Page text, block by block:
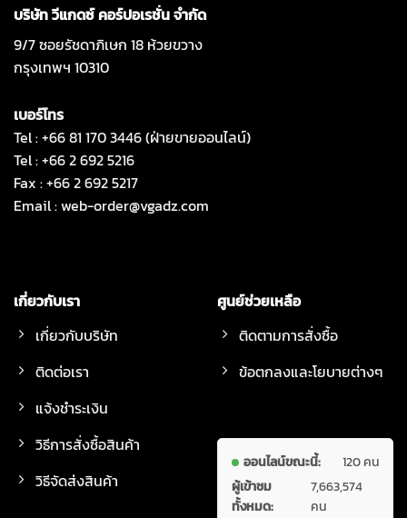
บริษัท วีแกดซ์ คอร์ปอเรชั่น จำกัด
9/7 ซอยรัชดาภิเษก 18 ห้วยขวาง
กรุงเทพฯ 10310
เบอร์โทร
Tel : +66 81 170 3446 (ฝ่ายขายออนไลน์)
Tel : +66 2 692 5216
Fax : +66 2 692 5217
Email :web-order@vgadz.com
เกี่ยวกับเรา
เกี่ยวกับบริษัท
ติดต่อเรา
แจ้งชำระเงิน
วิธีการสั่งซื้อสินค้า
วิธีจัดส่งสินค้า
ศูนย์ช่วยเหลือ
ติดตามการสั่งซื้อ
ข้อตกลงและโยบายต่างๆ
ออนไลน์ขณะนี้:
120 คน
ผู้เข้าชม
ทั้งหมด:
7,663,574
คน